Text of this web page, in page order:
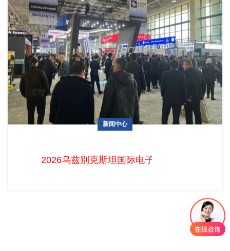
新闻中心
2026乌兹别克斯坦国际电子展火热招展中！